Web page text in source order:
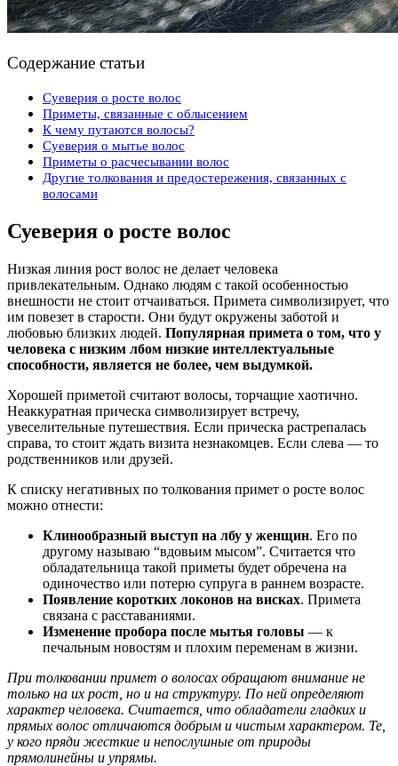
Содержание статьи
Суеверия о росте волос
Приметы, связанные с облысением
К чему путаются волосы?
Суеверия о мытье волос
Приметы о расчесывании волос
Другие толкования и предостережения, связанных с
волосами
Суеверия о росте волос
Низкая линия рост волос не делает человека
привлекательным. Однако людям с такой особенностью
внешности не стоит отчаиваться. Примета символизирует, что
им повезет в старости. Они будут окружены заботой и
любовью близких людей. Популярная примета о том, что у
человека с низким лбом низкие интеллектуальные
способности, является не более, чем выдумкой.
Хорошей приметой считают волосы, торчащие хаотично.
Неаккуратная прическа символизирует встречу,
увеселительные путешествия. Если прическа растрепалась
справа, то стоит ждать визита незнакомцев. Если слева — то
родственников или друзей.
К списку негативных по толкования примет о росте волос
можно отнести:
Клинообразный выступ на лбу у женщин. Его по
другому называю “вдовьим мысом”. Считается что
обладательница такой приметы будет обречена на
одиночество или потерю супруга в раннем возрасте.
Появление коротких локонов на висках. Примета
связана с расставаниями.
Изменение пробора после мытья головы — к
печальным новостям и плохим переменам в жизни.
При толковании примет о волосах обращают внимание не
только на их рост, но и на структуру. По ней определяют
характер человека. Считается, что обладатели гладких и
прямых волос отличаются добрым и чистым характером. Те,
у кого пряди жесткие и непослушные от природы
прямолинейны и упрямы.